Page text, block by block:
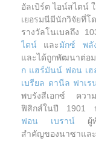
อัลเบิร์ต ไอน์สไตน์
เยอรมนีมีนักวิจัยที่
รางวัลโนเบลถึง
ไตน์ และมักซ์ พลั
และได้ถูกพัฒนาต่อ
ก แฮร์มันน์ ฟอน เฮ
เบรียล ดานีล ฟาเร
พบรังสีเอกซ์ ความ
ฟิสิกส์ในปี 1901
ฟอน เบราน์ ผู้พั
สำคัญของนาซาแ